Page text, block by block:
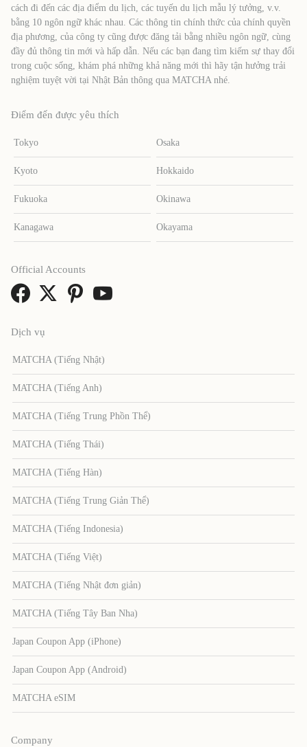
cách đi đến các địa điểm du lịch, các tuyến du lịch mẫu lý tưởng, v.v.
bằng 10 ngôn ngữ khác nhau. Các thông tin chính thức của chính quyền
địa phương, của công ty cũng được đăng tải bằng nhiều ngôn ngữ, cùng
đầy đủ thông tin mới và hấp dẫn. Nếu các bạn đang tìm kiếm sự thay đổi
trong cuộc sống, khám phá những khả năng mới thì hãy tận hưởng trải
nghiệm tuyệt vời tại Nhật Bản thông qua MATCHA nhé.
Điểm đến được yêu thích
Tokyo Osaka
Kyoto Hokkaido
Fukuoka Okinawa
Kanagawa Okayama
Dịch vụ
MATCHA (Tiếng Nhật)
MATCHA (Tiếng Anh)
MATCHA (Tiếng Trung Phồn Thể)
MATCHA (Tiếng Thái)
MATCHA (Tiếng Hàn)
MATCHA (Tiếng Trung Giản Thể)
MATCHA (Tiếng Indonesia)
MATCHA (Tiếng Việt)
MATCHA (Tiếng Nhật đơn giản)
MATCHA (Tiếng Tây Ban Nha)
Japan Coupon App (iPhone)
Japan Coupon App (Android)
MATCHA eSIM
Company
Official Accounts